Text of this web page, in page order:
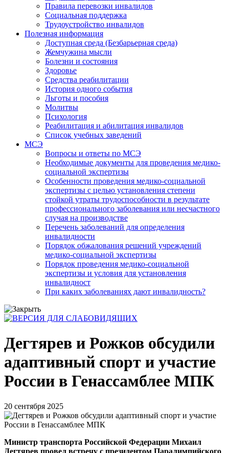
Правила перевозки инвалидов
Социальная поддержка
Трудоустройство инвалидов
Полезная информация
Доступная среда (Безбарьерная среда)
Жемчужина мысли
Болезни и состояния
Здоровье
Средства реабилитации
История одного события
Льготы и пособия
Молитвы
Психология
Реабилитация и абилитация инвалидов
Список учебных заведений
МСЭ
Вопросы и ответы по МСЭ
Необходимые документы для проведения медико-
социальной экспертизы
Особенности проведения медико-социальной
экспертизы с целью установления степени
стойкой утраты трудоспособности в результате
профессионального заболевания или несчастного
случая на производстве
Перечень заболеваний для определения
инвалидности
Порядок обжалования решений учреждений
медико-социальной экспертизы
Порядок проведения медико-социальной
экспертизы и условия для установления
инвалидност
При каких заболеваниях дают инвалидность?
Дегтярев и Рожков обсудили
адаптивный спорт и участие
России в Генассамблее МПК
20 сентября 2025
Министр транспорта Российской Федерации Михаил
Дегтярев провел встречу с президентом Паралимпийского